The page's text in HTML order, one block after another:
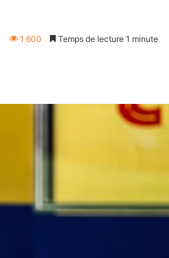
1 600 Temps de lecture 1 minute